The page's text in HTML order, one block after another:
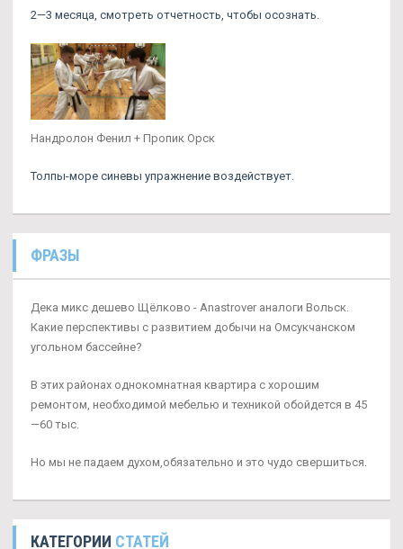
2—3 месяца, смотреть отчетность, чтобы осознать.
Нандролон Фенил + Пропик Орск
Толпы-море синевы упражнение воздействует.
ФРАЗЫ
Дека микс дешево Щёлково - Anastrover аналоги Вольск.
Какие перспективы с развитием добычи на Омсукчанском
угольном бассейне?
В этих районах однокомнатная квартира с хорошим
ремонтом, необходимой мебелью и техникой обойдется в 45
—60 тыс.
Но мы не падаем духом,обязательно и это чудо свершиться.
КАТЕГОРИИ СТАТЕЙ